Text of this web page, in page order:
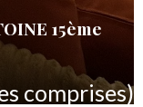
15ème
comprises)